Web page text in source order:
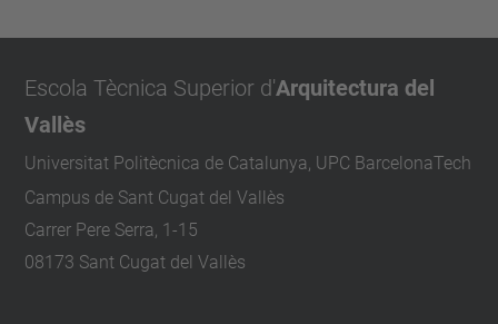
Escola Tècnica Superior d'Arquitectura del
Vallès
Universitat Politècnica de Catalunya, UPC BarcelonaTech
Campus de Sant Cugat del Vallès
Carrer Pere Serra, 1-15
08173 Sant Cugat del Vallès